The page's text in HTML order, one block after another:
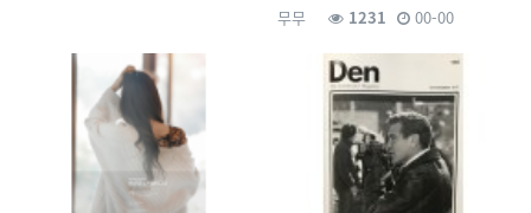
무무 1231 00-00